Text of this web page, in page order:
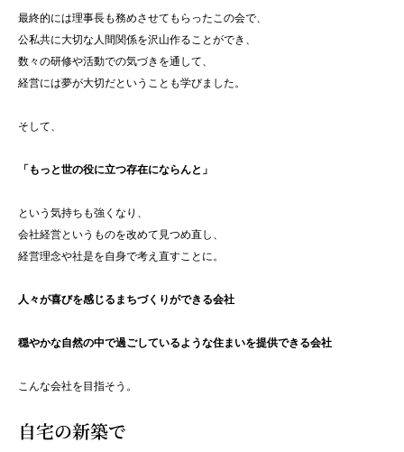
最終的には理事長も務めさせてもらったこの会で、
公私共に大切な人間関係を沢山作ることができ、
数々の研修や活動での気づきを通して、
経営には夢が大切だということも学びました。
そして、
「もっと世の役に立つ存在にならんと」
という気持ちも強くなり、
会社経営というものを改めて見つめ直し、
経営理念や社是を自身で考え直すことに。
人々が喜びを感じるまちづくりができる会社
穏やかな自然の中で過ごしているような住まいを提供できる会社
こんな会社を目指そう。
自宅の新築で